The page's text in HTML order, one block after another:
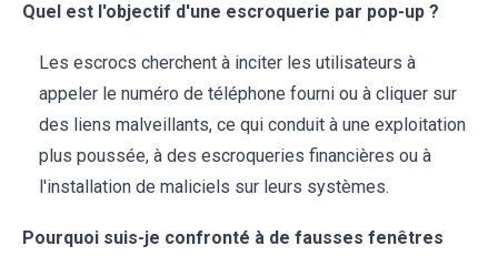
Quel est l'objectif d'une escroquerie par pop-up ?
Les escrocs cherchent à inciter les utilisateurs à
appeler le numéro de téléphone fourni ou à cliquer sur
des liens malveillants, ce qui conduit à une exploitation
plus poussée, à des escroqueries financières ou à
l'installation de maliciels sur leurs systèmes.
Pourquoi suis-je confronté à de fausses fenêtres